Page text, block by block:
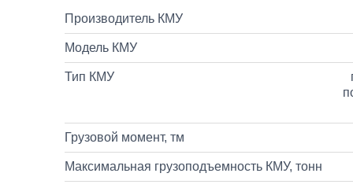
Производитель КМУ
Модель КМУ
Тип КМУ
Грузовой момент, тм
Максимальная грузоподъемность КМУ, тонн